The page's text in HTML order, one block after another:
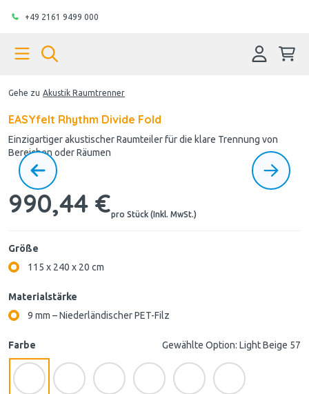
+49 2161 9499 000
Gehe zu Akustik Raumtrenner
EASYfelt Rhythm Divide Fold
Einzigartiger akustischer Raumteiler für die klare Trennung von
Bereichen oder Räumen
990,44 €pro Stück (Inkl. MwSt.)
Größe
115 x 240 x 20 cm
Materialstärke
9 mm – Niederländischer PET-Filz
Farbe Gewählte Option: Light Beige 57